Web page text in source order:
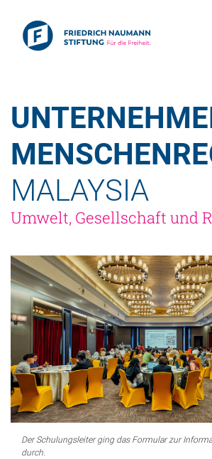
MALAYSIA
Umwelt, Gesellschaft und
Der Schulungsleiter ging das Formular zur
durch.